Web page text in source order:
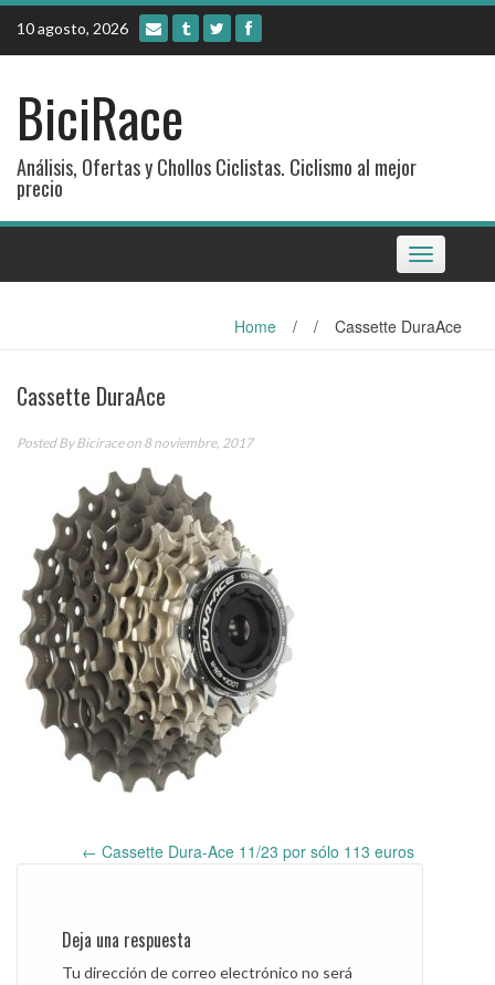
Skip
content
10 agosto, 2026
BiciRace
Análisis, Ofertas y Chollos Ciclistas. Ciclismo al mejor
precio
Toggle
navigation
Home / / Cassette DuraAce
Cassette DuraAce
Posted ByBiciraceon 8 noviembre, 2017
Post
← Cassette Dura-Ace 11/23 por sólo 113 euros
Deja una respuesta
Tu dirección de correo electrónico no será